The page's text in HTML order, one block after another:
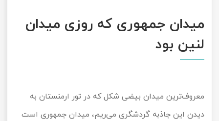
میدان جمهوری که روزی میدان
لنین بود
معروف‌ترین میدان بیضی شکل که در تور ارمنستان به
دیدن این جاذبه گردشگری می‌ریم، میدان جمهوری است
تور هرمز
تور ماسوله
تور گلستان